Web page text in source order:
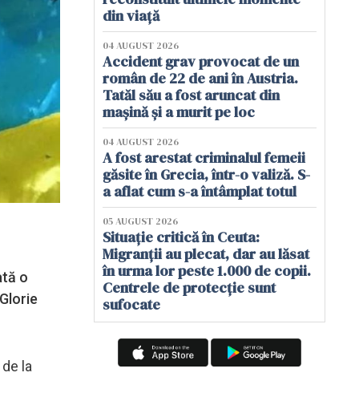
o
la
din viață
04 AUGUST 2026
Accident grav provocat de un
român de 22 de ani în Austria.
Tatăl său a fost aruncat din
mașină și a murit pe loc
04 AUGUST 2026
A fost arestat criminalul femeii
găsite în Grecia, într-o valiză. S-
a aflat cum s-a întâmplat totul
05 AUGUST 2026
Situație critică în Ceuta:
Migranții au plecat, dar au lăsat
în urma lor peste 1.000 de copii.
Centrele de protecție sunt
sufocate